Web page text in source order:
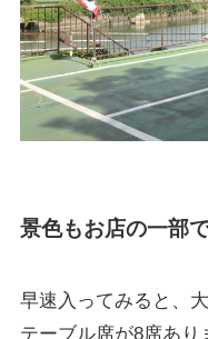
景色もお店の一部
早速入ってみると、
テーブル席が8席あり